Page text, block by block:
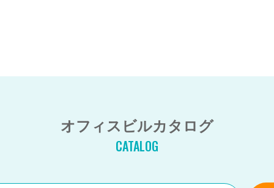
オフィスビルカタログ
CATALOG